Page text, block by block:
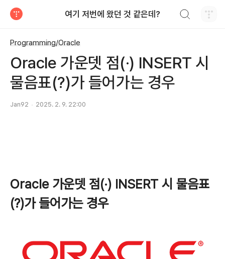
여기 저번에 왔던 것 같은데?
Programming/Oracle
Oracle 가운뎃 점(·) INSERT 시
물음표(?)가 들어가는 경우
Jan92 2025. 2. 9. 22:00
Oracle 가운뎃 점(·) INSERT 시 물음표
(?)가 들어가는 경우